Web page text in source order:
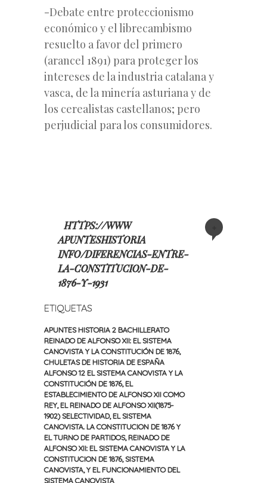
-Debate entre proteccionismo
económico y el librecambismo
resuelto a favor del primero
(arancel 1891) para proteger los
intereses de la industria catalana y
vasca, de la minería asturiana y de
los cerealistas castellanos; pero
perjudicial para los consumidores.
HTTPS://WWW
APUNTESHISTORIA
INFO/DIFERENCIAS-ENTRE-
LA-CONSTITUCION-DE-
1876-Y-1931
ETIQUETAS
APUNTES HISTORIA 2 BACHILLERATO
REINADO DE ALFONSO XII: EL SISTEMA
CANOVISTA Y LA CONSTITUCIÓN DE 1876,
CHULETAS DE HISTORIA DE ESPAÑA
ALFONSO 12 EL SISTEMA CANOVISTA Y LA
CONSTITUCIÓN DE 1876, EL
ESTABLECIMIENTO DE ALFONSO XII COMO
REY EL REINADO DE ALFONSO XII(1875-
1902) SELECTIVIDAD, EL SISTEMA
CANOVISTA. LA CONSTITUCION DE 1876 Y
EL TURNO DE PARTIDOS, REINADO DE
ALFONSO XII: EL SISTEMA CANOVISTA Y LA
CONSTITUCION DE 1876, SISTEMA
CANOVISTA Y EL FUNCIONAMIENTO DEL
SISTEMA CANOVISTA